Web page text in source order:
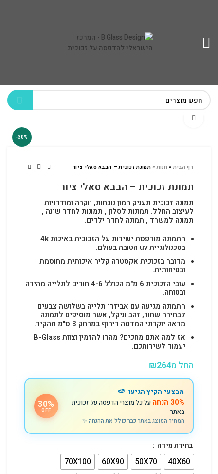
-30%
לחץ להגדלה
דף הבית» חנות»תמונת זכוכית – הבבא סאלי ציור
תמונת זכוכית – הבבא סאלי ציור
תמונה זכוכית תעניק המון נוכחות, יוקרה ומודרניות
לעיצוב החלל. תמונות לסלון , תמונות לחדר שינה ,
תמונה למשרד , תמונה לחדר ילדים.
התמונה מודפסת ישירות על הזכוכית באיכות 4k
בטכנולוגיית uv הטובה בעולם.
מדובר בזכוכית אקסטרה קליר איכותית מחוסמת
ובטיחותית.
עובי הזכוכית 6 מ"מ הכולל 4-6 חורים לתלייה מהירה
ובטוחה.
התמונה מגיעה עם אביזרי תלייה בשלושה צבעים
לבחירה שחור, זהב וניקל, אשר מוסיפים לתמונה
מראה יוקרתי המדמה ריחוף במרחק 3 ס"מ מהקיר.
אז למה אתם מחכים? מהרו להזמין וצוות B-Glass
יעמוד לשירותכם.
החל מ ₪264
מבצעי הקיץ הגיעו! 🍉
30% הנחה
על כל מוצרי הדפסה על זכוכית
באתר
המחיר המוצג באתר כבר כולל את ההנחה ✨
30%
OFF
בחירת מידה
40X60
50X70
60X90
70X100